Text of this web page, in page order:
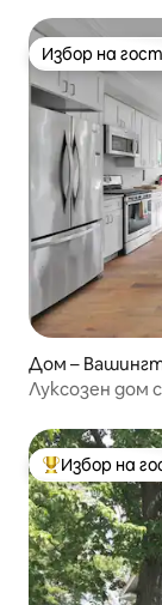
Избор на
Избор на
Дом –
Луксозен дом
Най-Избор на